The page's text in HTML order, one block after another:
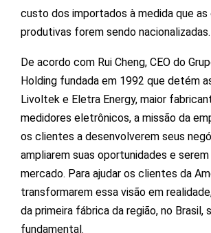
custo dos importados à medida que as
produtivas forem sendo nacionalizadas.
De acordo com Rui Cheng, CEO do
Holding fundada em 1992 que detém
Livoltek e Eletra Energy, maior
medidores eletrônicos, a missão da
os clientes a desenvolverem seus
ampliarem suas oportunidades e
mercado. Para ajudar os clientes da
transformarem essa visão em
da primeira fábrica da região, no Brasil,
fundamental.